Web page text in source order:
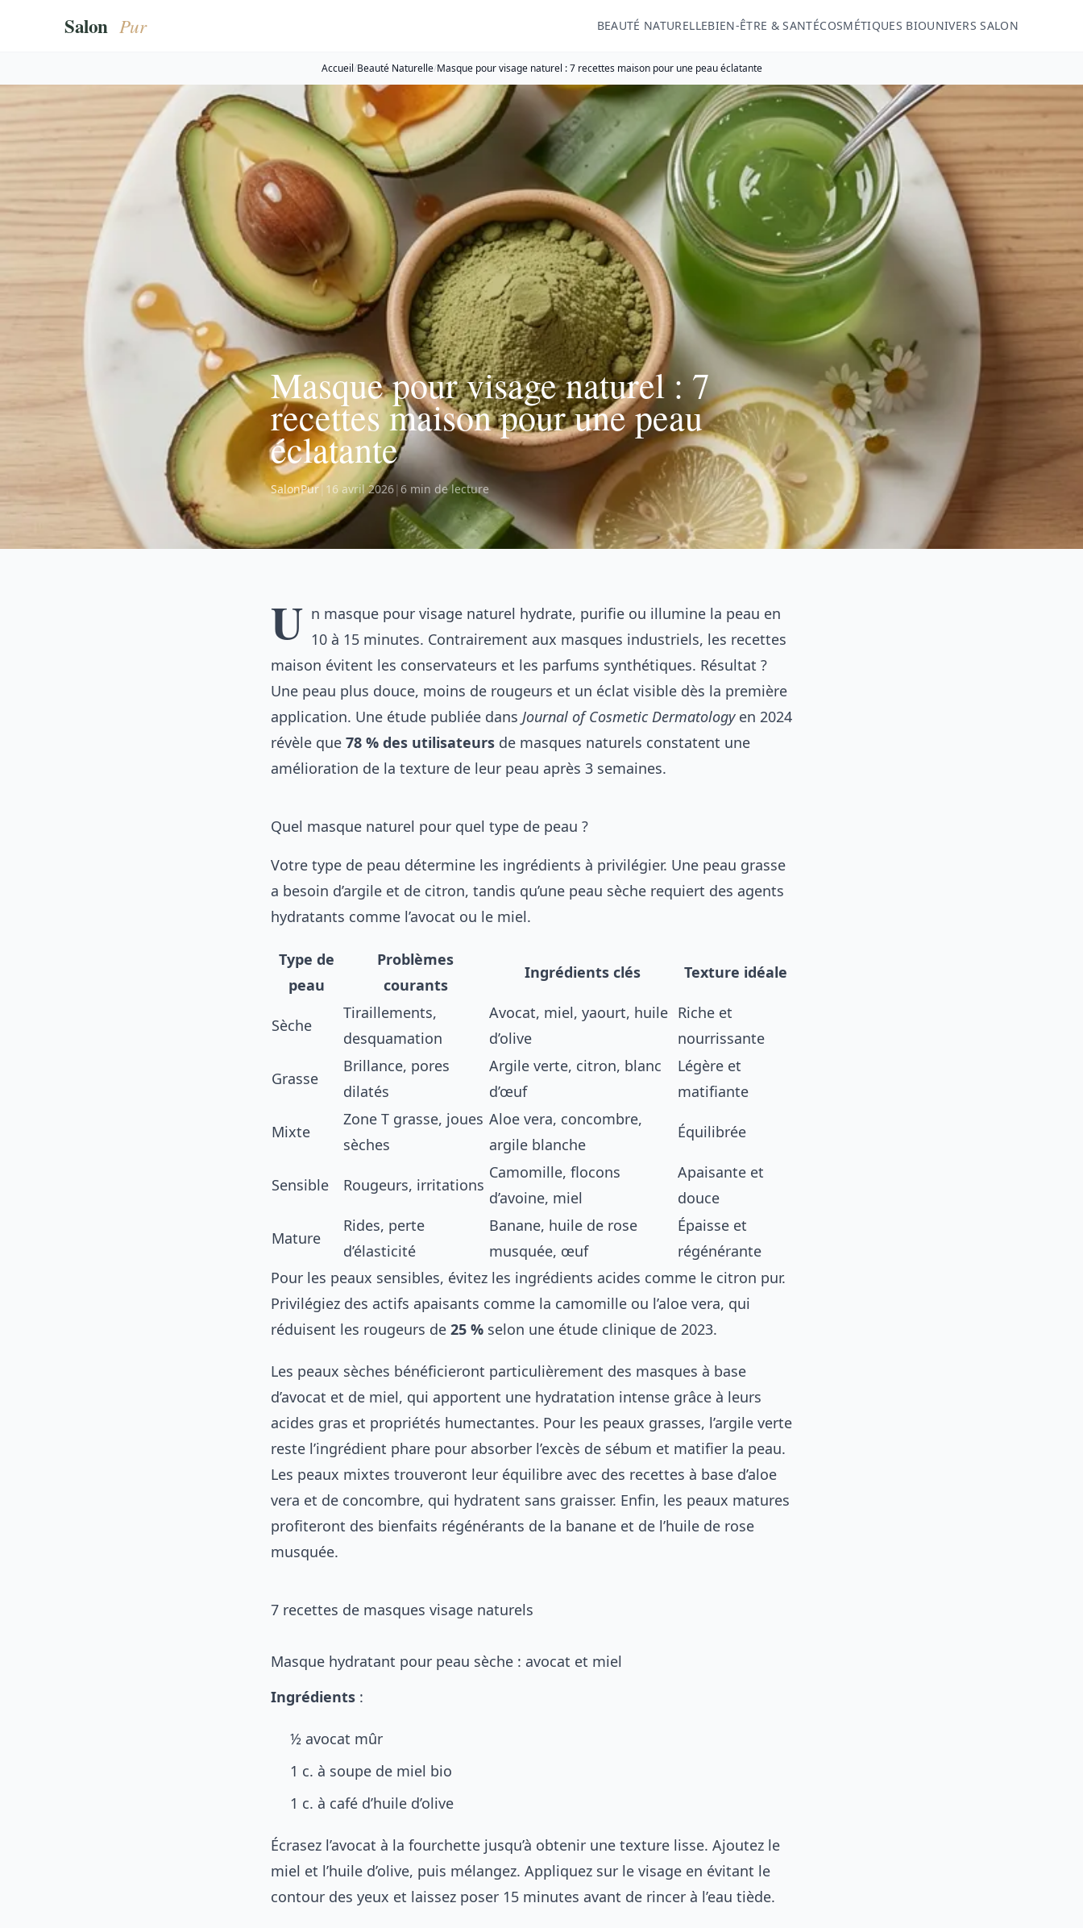
BEAUTÉ NATURELLEBIEN-ÊTRE & SANTÉCOSMÉTIQUES BIOUNIVERS SALON
Accueil/Beauté Naturelle/Masque pour visage naturel : 7 recettes maison pour une peau éclatante
Masque pour visage naturel : 7
recettes maison pour une peau
éclatante
SalonPur 16 avril 2026| 6 min de lecture
U n masque pour visage naturel hydrate, purifie ou illumine la peau en
10 à 15 minutes. Contrairement aux masques industriels, les recettes
maison évitent les conservateurs et les parfums synthétiques. Résultat ?
Une peau plus douce, moins de rougeurs et un éclat visible dès la première
application. Une étude publiée dans Journal of Cosmetic Dermatologyen 2024
révèle que 78 % des utilisateurs de masques naturels constatent une
amélioration de la texture de leur peau après 3 semaines.
Quel masque naturel pour quel type de peau ?
Votre type de peau détermine les ingrédients à privilégier. Une peau grasse
a besoin d’argile et de citron, tandis qu’une peau sèche requiert des agents
hydratants comme l’avocat ou le miel.
Type de
peau
Problèmes
courants
Ingrédients clés Texture idéale
Sèche
Tiraillements,
desquamation
Avocat, miel, yaourt, huile
d’olive
Riche et
nourrissante
Grasse
Brillance, pores
dilatés
Argile verte, citron, blanc
d’œuf
Légère et
matifiante
Mixte
Zone T grasse, joues
sèches
Aloe vera, concombre,
argile blanche
Équilibrée
Sensible Rougeurs, irritations
Camomille, flocons
d’avoine, miel
Apaisante et
douce
Mature
Rides, perte
d’élasticité
Banane, huile de rose
musquée, œuf
Épaisse et
régénérante
Pour les peaux sensibles, évitez les ingrédients acides comme le citron pur.
Privilégiez des actifs apaisants comme la camomille ou l’aloe vera, qui
réduisent les rougeurs de 25 % selon une étude clinique de 2023.
Les peaux sèches bénéficieront particulièrement des masques à base
d’avocat et de miel, qui apportent une hydratation intense grâce à leurs
acides gras et propriétés humectantes. Pour les peaux grasses, l’argile verte
reste l’ingrédient phare pour absorber l’excès de sébum et matifier la peau.
Les peaux mixtes trouveront leur équilibre avec des recettes à base d’aloe
vera et de concombre, qui hydratent sans graisser. Enfin, les peaux matures
profiteront des bienfaits régénérants de la banane et de l’huile de rose
musquée.
7 recettes de masques visage naturels
Masque hydratant pour peau sèche : avocat et miel
Ingrédients :
½ avocat mûr
1 c. à soupe de miel bio
1 c. à café d’huile d’olive
Écrasez l’avocat à la fourchette jusqu’à obtenir une texture lisse. Ajoutez le
miel et l’huile d’olive, puis mélangez. Appliquez sur le visage en évitant le
contour des yeux et laissez poser 15 minutes avant de rincer à l’eau tiède.